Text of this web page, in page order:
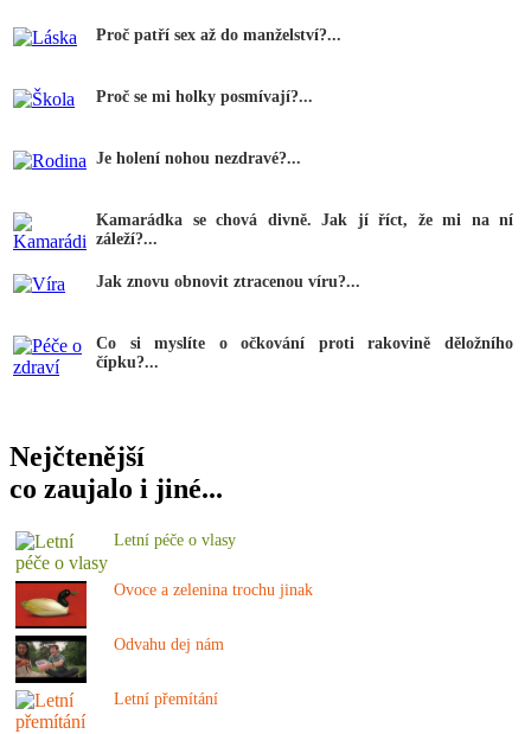
Proč patří sex až do manželství?...
Proč se mi holky posmívají?...
Je holení nohou nezdravé?...
Kamarádka se chová divně. Jak jí říct, že mi na ní
záleží?...
Jak znovu obnovit ztracenou víru?...
Co si myslíte o očkování proti rakovině děložního
čípku?...
Nejčtenější
co zaujalo i jiné...
Letní péče o vlasy
Ovoce a zelenina trochu jinak
Odvahu dej nám
Letní přemítání